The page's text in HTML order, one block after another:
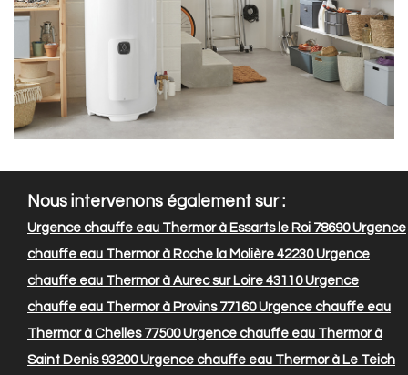
Nous intervenons également sur :
Urgence chauffe eau Thermor à Essarts le Roi 78690Urgence
chauffe eau Thermor à Roche la Molière 42230Urgence
chauffe eau Thermor à Aurec sur Loire 43110Urgence
chauffe eau Thermor à Provins 77160Urgence chauffe eau
Thermor à Chelles 77500Urgence chauffe eau Thermor à
Saint Denis 93200Urgence chauffe eau Thermor à Le Teich